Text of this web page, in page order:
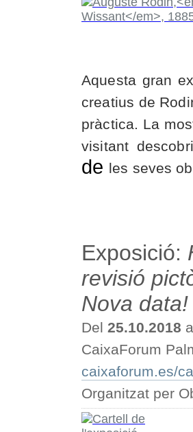
Aquesta gran
creatius de
pràctica. La
visitant
de les seves
Exposició:
revisió
Nova data!
Del 25.10.2018
CaixaForum
caixaforum.es/
Organitzat per